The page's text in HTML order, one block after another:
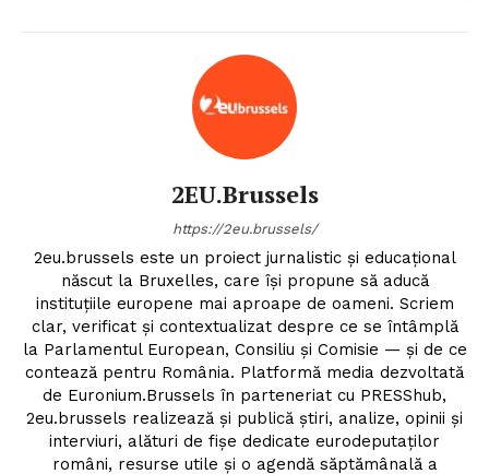
2EU.Brussels
https://2eu.brussels/
2eu.brussels este un proiect jurnalistic și educațional
născut la Bruxelles, care își propune să aducă
instituțiile europene mai aproape de oameni. Scriem
clar, verificat și contextualizat despre ce se întâmplă
la Parlamentul European, Consiliu și Comisie — și de ce
contează pentru România. Platformă media dezvoltată
de Euronium.Brussels în parteneriat cu PRESShub,
2eu.brussels realizează și publică știri, analize, opinii și
interviuri, alături de fișe dedicate eurodeputaților
români, resurse utile și o agendă săptămânală a